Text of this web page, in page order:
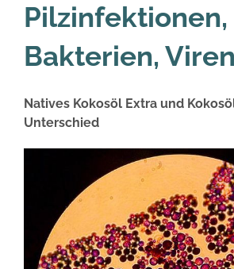
Pilzinfektionen,
Bakterien,
Natives Kokosöl Extra und
Unterschied